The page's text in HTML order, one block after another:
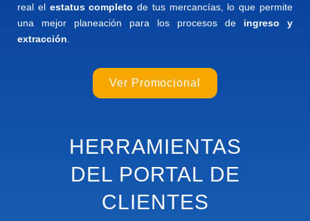
real el estatus completo de tus mercancías, lo que permite
una mejor planeación para los procesos de ingreso y
extracción
Ver Promocional
HERRAMIENTAS
DEL PORTAL DE
CLIENTES